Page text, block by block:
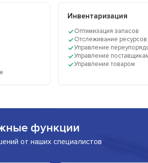
Инвентаризация
Оптимизация запасов
Отслеживание ресурсов
Управление
Управление
Управление товаром
функции
от наших специалистов